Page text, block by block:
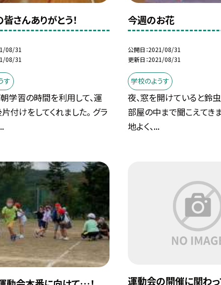
さんありがとう！
08/31
08/31
す
学習の時間を利用して、運
付けをしてくれました。 グラ
今週のお花
公開日 2021/08/31
更新日 2021/08/31
学校のようす
夜、窓を開けていると鈴
部屋の中まで聞こえてき
地よく、...
運動会の開催に関わ